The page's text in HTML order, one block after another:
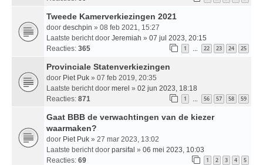
Tweede Kamerverkiezingen 2021
door deschpin » 08 feb 2021, 15:27
Laatste bericht door Jeremiah » 07 jul 2023, 20:15
Reacties: 365 1 … 22 23 24 25
Provinciale Statenverkiezingen
door Piet Puk » 07 feb 2019, 20:35
Laatste bericht door merel » 02 jun 2023, 18:18
Reacties: 871 1 … 56 57 58 59
Gaat BBB de verwachtingen van de kiezer
waarmaken?
door Piet Puk » 27 mar 2023, 13:02
Laatste bericht door parsifal » 06 mei 2023, 10:03
Reacties: 69 1 2 3 4 5